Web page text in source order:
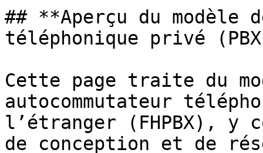
## **Aperçu du modèle
téléphonique privé
Cette page traite du
autocommutateur
l’étranger (FHPBX), y
de conception et de